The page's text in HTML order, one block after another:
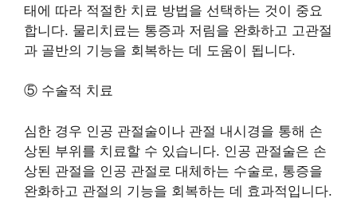
태에 따라 적절한 치료 방법을 선택하는 것이 중요
합니다. 물리치료는 통증과 저림을 완화하고 고관절
과 골반의 기능을 회복하는 데 도움이 됩니다.
⑤ 수술적 치료
심한 경우 인공 관절술이나 관절 내시경을 통해 손
상된 부위를 치료할 수 있습니다. 인공 관절술은 손
상된 관절을 인공 관절로 대체하는 수술로, 통증을
완화하고 관절의 기능을 회복하는 데 효과적입니다.